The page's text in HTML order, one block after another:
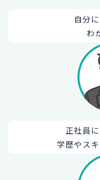
自分
わ
正社員
学歴やス